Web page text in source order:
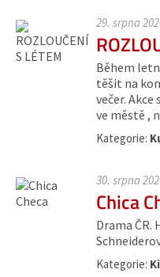
29. srpna
Během
těšit na
večer.
ve městě ,
Kategorie:
30. srpna
Chica
Drama ČR.
Kategorie: